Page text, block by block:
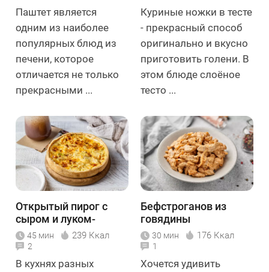
Паштет является
одним из наиболее
популярных блюд из
печени, которое
отличается не только
прекрасными ...
Куриные ножки в тесте
- прекрасный способ
оригинально и вкусно
приготовить голени. В
этом блюде слоёное
тесто ...
Открытый пирог с
сыром и луком-
пореем
45 мин 239 Ккал
2
В кухнях разных
Бефстроганов из
говядины
30 мин 176 Ккал
1
Хочется удивить